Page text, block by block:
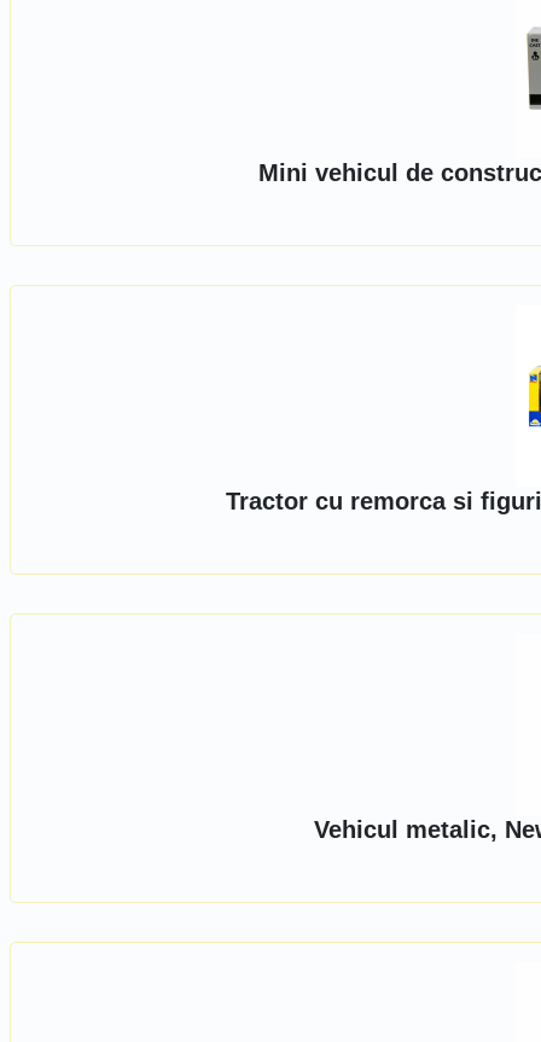
Mini vehicul de
Tractor cu remorca si
Vehicul metalic,